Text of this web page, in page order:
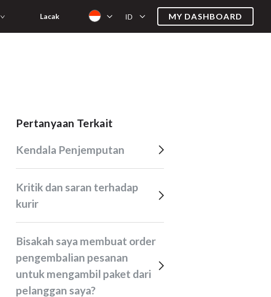
Lacak ID MY DASHBOARD
Pertanyaan Terkait
Kendala Penjemputan
Kritik dan saran terhadap
kurir
Bisakah saya membuat order
pengembalian pesanan
untuk mengambil paket dari
pelanggan saya?